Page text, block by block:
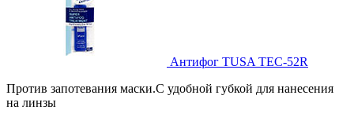
Антифог TUSA TEC-52R
Против запотевания маски.C удобной губкой для нанесения
на линзы